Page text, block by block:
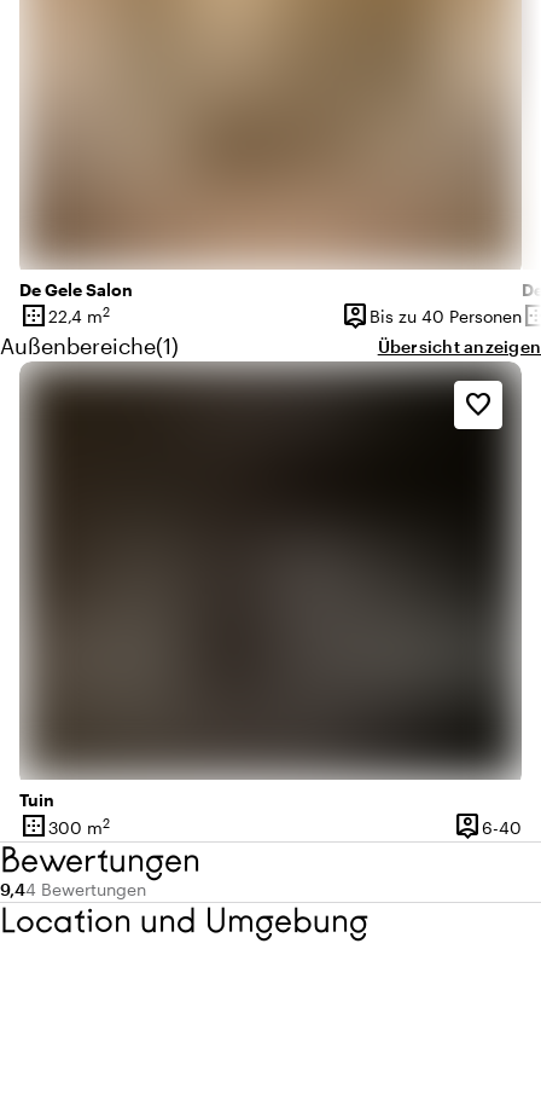
De Gele Salon
border_outer
Oberfläche
22,4 m2 person_pin
Kapazität
Bis zu 40 Personen
Außenbereiche
Menge außenbereiche: 1
(1) Übersicht anzeigen
Tuin
border_outer
Oberfläche
300 m2 person_pin
Kapazität
6-40
favorite_border
Bewertungen
Durchschnittliche Bewertung von 9,4 von 10
9,4Anzahl der Bewertungen: 4
4 Bewertungen
Location und Umgebung